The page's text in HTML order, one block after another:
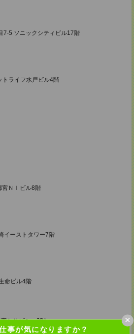
事が気になりますか？
×
7-5 ソニックシティビル17階
ライフ水戸ビル4階
宮ＮＩビル8階
ーストタワー7階
命ビル4階
完ＬＫビル 3階